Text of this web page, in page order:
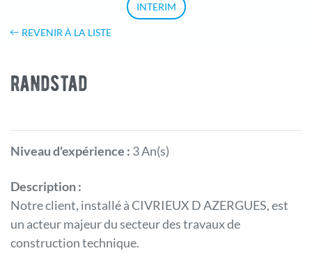
INTERIM
REVENIR À LA LISTE
randstad
Niveau d'expérience : 3 An(s)
Description :
Notre client, installé à CIVRIEUX D AZERGUES, est
un acteur majeur du secteur des travaux de
construction technique.